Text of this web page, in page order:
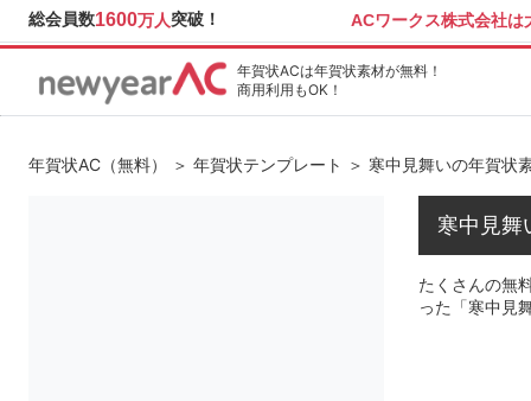
総会員数1600万人突破！ ACワークス株式会社は
年賀状ACは年賀状素材が無料！
商用利用もOK！
年賀状AC（無料） ＞ 年賀状テンプレート ＞ 寒中見舞いの年賀状
寒中見舞
たくさんの無
った「寒中見